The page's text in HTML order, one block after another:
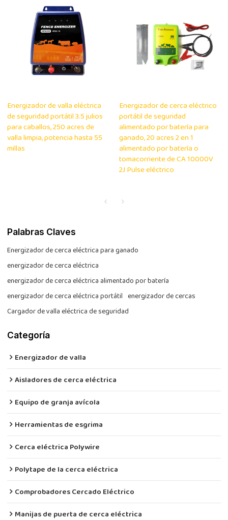
Energizador de valla eléctrica
de seguridad portátil 3.5 julios
para caballos, 250 acres de
valla limpia, potencia hasta 55
millas
Energizador de cerca eléctrico
portátil de seguridad
alimentado por batería para
ganado, 20 acres 2 en 1
alimentado por batería o
tomacorriente de CA 10000V
2J Pulse eléctrico
Palabras Claves
Energizador de cerca eléctrica para ganado
energizador de cerca eléctrica
energizador de cerca eléctrica alimentado por batería
energizador de cerca eléctrica portátil energizador de cercas
Cargador de valla eléctrica de seguridad
Categoría
Energizador de valla
Aisladores de cerca eléctrica
Equipo de granja avícola
Herramientas de esgrima
Cerca eléctrica Polywire
Polytape de la cerca eléctrica
Comprobadores Cercado Eléctrico
Manijas de puerta de cerca eléctrica